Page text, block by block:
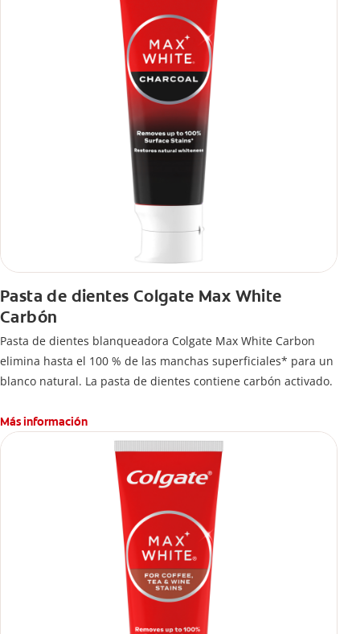
Pasta de dientes Colgate Max White
Carbón
Pasta de dientes blanqueadora Colgate Max White Carbon
elimina hasta el 100 % de las manchas superficiales* para un
blanco natural. La pasta de dientes contiene carbón activado.
Más información